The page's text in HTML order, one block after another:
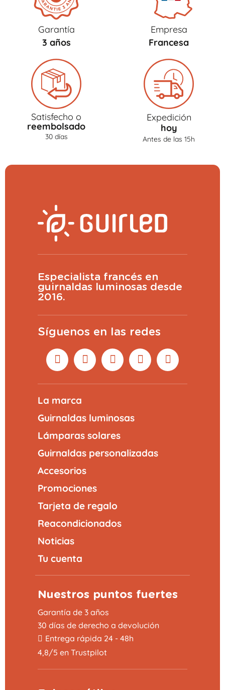
Garantía
3 años
Empresa
Francesa
Satisfecho o
reembolsado
30 días
Expedición
hoy
Antes de las 15h
Especialista francés en
guirnaldas luminosas desde
2016.
Síguenos en las redes
La marca
Guirnaldas luminosas
Lámparas solares
Guirnaldas personalizadas
Accesorios
Promociones
Tarjeta de regalo
Reacondicionados
Noticias
Tu cuenta
Nuestros puntos fuertes
Garantía de 3 años
30 días de derecho a devolución
Entrega rápida 24 - 48h
4,8/5 en Trustpilot